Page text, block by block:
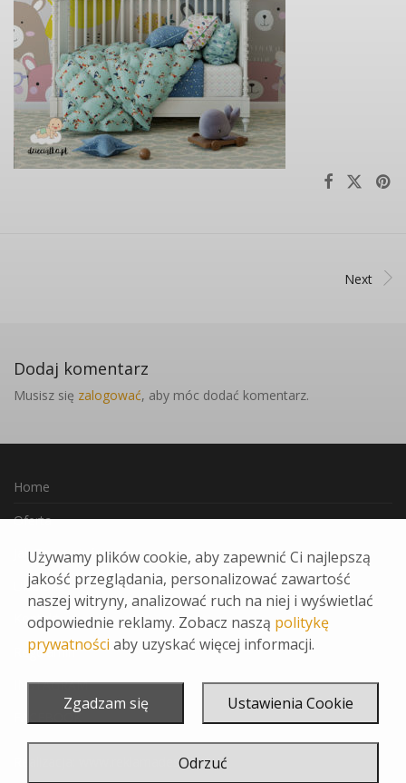
Next
Dodaj komentarz
Musisz się zalogować, aby móc dodać komentarz.
Home
Oferta
Jak Zamawiać
Ulubione
Kontakt
Regulamin
INSTAGRAM
FACEBOOK
www.reklamadesign.pl
Używamy plików cookie, aby zapewnić Ci najlepszą
jakość przeglądania, personalizować zawartość
naszej witryny, analizować ruch na niej i wyświetlać
odpowiednie reklamy. Zobacz naszą politykę
prywatności aby uzyskać więcej informacji.
Zgadzam się Ustawienia Cookie
Odrzuć